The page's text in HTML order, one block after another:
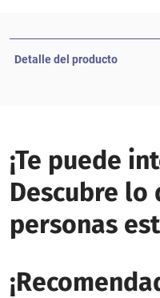
Detalle del producto
¡Te puede
Descubre lo
personas